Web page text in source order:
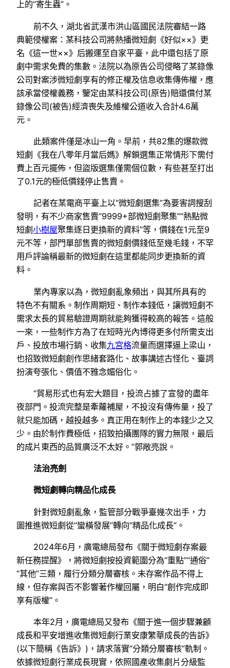
上的“寄生蟲”。
前不久，湖北省武漢市洪山區國民法院審結一路
典範侵權案：某科技公司將熱播微短劇《好似××》更
名《這一世××》后搬運至自家平臺，此中還包括了原
劇中需求免費的集數。法院以為原告公司侵略了某錄像
公司對案涉微短劇享有的修正權及信息收集傳佈權，應
該承當侵權義務，鑒定由某科技公司(原告)賠還償付某
錄像公司(被告)經濟喪失及維權公道收入合計4.6萬
元。
此類案件僅是冰山一角。早前，共82集的爆款微
短劇《我在八零年月當后媽》解鎖選集正常情形下需付
費上百元擺佈，但盜版選集僅需個位數，有些甚至打出
了0.1元的極低價錢停止售賣。
記者在某電商平臺上以“微短劇選集”為要害詞搜刮
發明，有不少商家售賣“9999+部微短劇聚集”“熱點微
短劇小樹屋聚集逐日更換新的資料”等，價錢在1元至9
元不等，部門單部售賣的微短劇價錢低至幾毛錢，不罕
用戶評論稱最新的微短劇在這里都能同步更換新的資
料。
業內專家以為，微短劇亂象頻出，與其所具有的
特色不有關系。制作周期短、制作本錢低，讓微短劇不
需求太長的貿易驗證周期就能夠獲得較高的報答。這般
一來，一些制作方為了在短時光內博得更多付所需支出
戶、投放市場行銷、收集九宮格流量而選擇逼上梁山，
也招致微短劇創作思緒套路化、故事講述古怪化、臺詞
扮演夸張化、價值不雅念媚俗化。
“貿易形式也有宏大題目，投流占據了宣發的盡年
夜部門。投流完整是牽蘿補屋，不投沒有傳佈量，投了
就只能加碼，越投越多。真正用在制作上的本錢少之又
少。由於制作費極低，招致拍攝團隊的實力無限，最后
的成片東西的品質廣泛不太好。”郭敞亮說。
法治亮劍
微短劇轉向精品化成長
針對微短劇亂象，監管部分戰爭臺幾次出手，力
圖推進微短劇從“蠻橫發展”轉向“精品化成長”。
2024年6月，廣電總局發布《關于微短劇存案最
新任務提醒》，將微短劇按投資範圍分為“重點”“通俗”
“其他”三類，履行分類分層審核。未存案作品不得上
線，但存案與否不影響著作權回屬，明白“創作完成即
享有版權”。
本年2月，廣電總局又發布《關于進一個步驟兼顧
成長和平安增進收集微短劇行業安康繁華成長的告訴》
(以下簡稱《告訴》)，請求落實“分類分層審核”軌制。
依據微短劇行業成長現實，依照國產收集劇片分級監